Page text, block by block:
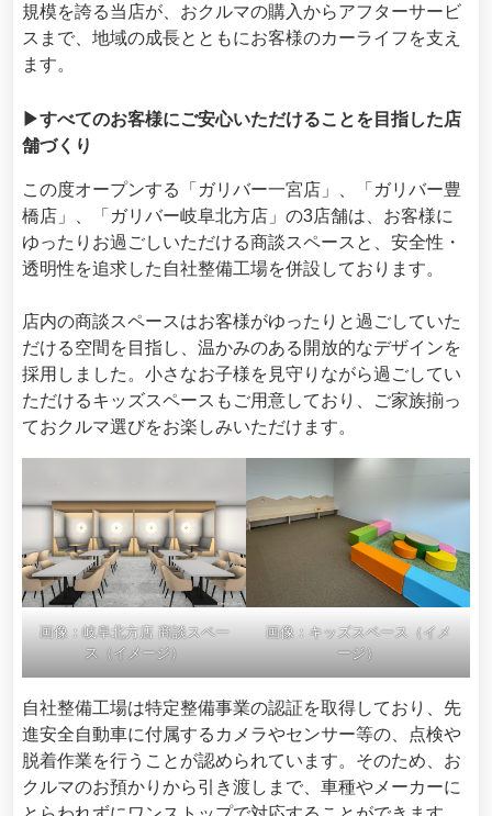
規模を誇る当店が、おクルマの購入からアフターサービ
スまで、地域の成長とともにお客様のカーライフを支え
ます。
▶すべてのお客様にご安心いただけることを目指した店
舗づくり
この度オープンする「ガリバー一宮店」、「ガリバー豊
橋店」、「ガリバー岐阜北方店」の3店舗は、お客様に
ゆったりお過ごしいただける商談スペースと、安全性・
透明性を追求した自社整備工場を併設しております。
店内の商談スペースはお客様がゆったりと過ごしていた
だける空間を目指し、温かみのある開放的なデザインを
採用しました。小さなお子様を見守りながら過ごしてい
ただけるキッズスペースもご用意しており、ご家族揃っ
ておクルマ選びをお楽しみいただけます。
画像：岐阜北方店 商談スペー
ス（イメージ）
画像：キッズスペース（イメ
ージ）
自社整備工場は特定整備事業の認証を取得しており、先
進安全自動車に付属するカメラやセンサー等の、点検や
脱着作業を行うことが認められています。そのため、お
クルマのお預かりから引き渡しまで、車種やメーカーに